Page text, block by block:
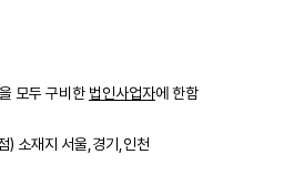
모두 구비한 법인사업자에 한함
소재지 서울,경기,인천